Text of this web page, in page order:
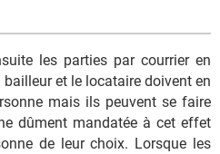
les parties par courrier en
et le locataire doivent en
mais ils peuvent se faire
dûment mandatée à cet effet
de leur choix. Lorsque les